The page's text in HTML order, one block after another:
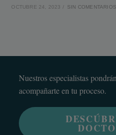
OCTUBRE 24, 2023 / SIN COMENTARIOS
Nuestros especialistas
acompañarte en tu proceso.